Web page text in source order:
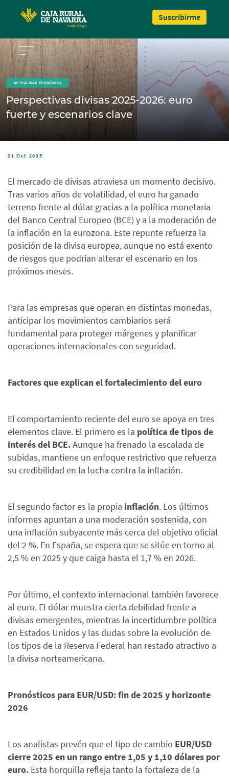
Suscribirme
ACTUALIDAD ECONÓMICA
Perspectivas divisas 2025-2026: euro
fuerte y escenarios clave
21 Oct 2025
El mercado de divisas atraviesa un momento decisivo.
Tras varios años de volatilidad, el euro ha ganado
terreno frente al dólar gracias a la política monetaria
del Banco Central Europeo (BCE) y a la moderación de
la inflación en la eurozona. Este repunte refuerza la
posición de la divisa europea, aunque no está exento
de riesgos que podrían alterar el escenario en los
próximos meses.
Para las empresas que operan en distintas monedas,
anticipar los movimientos cambiarios será
fundamental para proteger márgenes y planificar
operaciones internacionales con seguridad.
Factores que explican el fortalecimiento del euro
El comportamiento reciente del euro se apoya en tres
elementos clave. El primero es la política de tipos de
interés del BCE.Aunque ha frenado la escalada de
subidas, mantiene un enfoque restrictivo que refuerza
su credibilidad en la lucha contra la inflación.
El segundo factor es la propia inflación. Los últimos
informes apuntan a una moderación sostenida, con
una inflación subyacente más cerca del objetivo oficial
del 2 %. En España, se espera que se sitúe en torno al
2,5 % en 2025 y que caiga hasta el 1,7 % en 2026.
Por último, el contexto internacional también favorece
al euro. El dólar muestra cierta debilidad frente a
divisas emergentes, mientras la incertidumbre política
en Estados Unidos y las dudas sobre la evolución de
los tipos de la Reserva Federal han restado atractivo a
la divisa norteamericana.
Pronósticos para EUR/USD: fin de 2025 y horizonte
2026
Los analistas prevén que el tipo de cambio EUR/USD
cierre 2025 en un rango entre 1,05 y 1,10 dólares por
euro. Esta horquilla refleja tanto la fortaleza de la